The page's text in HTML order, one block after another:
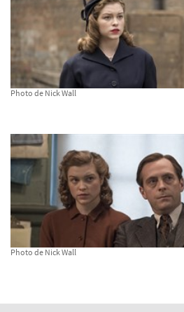
Photo de Nick Wall
Photo de Nick Wall